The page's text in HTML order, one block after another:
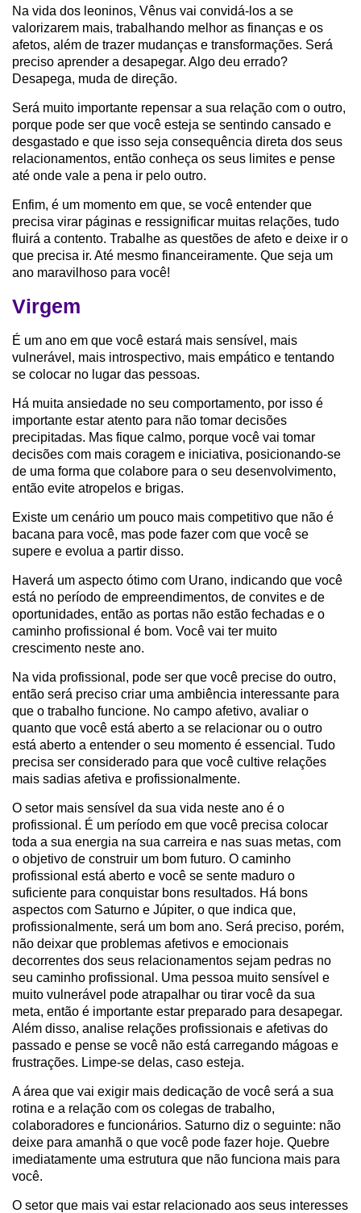
Na vida dos leoninos, Vênus vai convidá-los a se
valorizarem mais, trabalhando melhor as finanças e os
afetos, além de trazer mudanças e transformações. Será
preciso aprender a desapegar. Algo deu errado?
Desapega, muda de direção.
Será muito importante repensar a sua relação com o outro,
porque pode ser que você esteja se sentindo cansado e
desgastado e que isso seja consequência direta dos seus
relacionamentos, então conheça os seus limites e pense
até onde vale a pena ir pelo outro.
Enfim, é um momento em que, se você entender que
precisa virar páginas e ressignificar muitas relações, tudo
fluirá a contento. Trabalhe as questões de afeto e deixe ir o
que precisa ir. Até mesmo financeiramente. Que seja um
ano maravilhoso para você!
Virgem
É um ano em que você estará mais sensível, mais
vulnerável, mais introspectivo, mais empático e tentando
se colocar no lugar das pessoas.
Há muita ansiedade no seu comportamento, por isso é
importante estar atento para não tomar decisões
precipitadas. Mas fique calmo, porque você vai tomar
decisões com mais coragem e iniciativa, posicionando-se
de uma forma que colabore para o seu desenvolvimento,
então evite atropelos e brigas.
Existe um cenário um pouco mais competitivo que não é
bacana para você, mas pode fazer com que você se
supere e evolua a partir disso.
Haverá um aspecto ótimo com Urano, indicando que você
está no período de empreendimentos, de convites e de
oportunidades, então as portas não estão fechadas e o
caminho profissional é bom. Você vai ter muito
crescimento neste ano.
Na vida profissional, pode ser que você precise do outro,
então será preciso criar uma ambiência interessante para
que o trabalho funcione. No campo afetivo, avaliar o
quanto que você está aberto a se relacionar ou o outro
está aberto a entender o seu momento é essencial. Tudo
precisa ser considerado para que você cultive relações
mais sadias afetiva e profissionalmente.
O setor mais sensível da sua vida neste ano é o
profissional. É um período em que você precisa colocar
toda a sua energia na sua carreira e nas suas metas, com
o objetivo de construir um bom futuro. O caminho
profissional está aberto e você se sente maduro o
suficiente para conquistar bons resultados. Há bons
aspectos com Saturno e Júpiter, o que indica que,
profissionalmente, será um bom ano. Será preciso, porém,
não deixar que problemas afetivos e emocionais
decorrentes dos seus relacionamentos sejam pedras no
seu caminho profissional. Uma pessoa muito sensível e
muito vulnerável pode atrapalhar ou tirar você da sua
meta, então é importante estar preparado para desapegar.
Além disso, analise relações profissionais e afetivas do
passado e pense se você não está carregando mágoas e
frustrações. Limpe-se delas, caso esteja.
A área que vai exigir mais dedicação de você será a sua
rotina e a relação com os colegas de trabalho,
colaboradores e funcionários. Saturno diz o seguinte: não
deixe para amanhã o que você pode fazer hoje. Quebre
imediatamente uma estrutura que não funciona mais para
você.
O setor que mais vai estar relacionado aos seus interesses